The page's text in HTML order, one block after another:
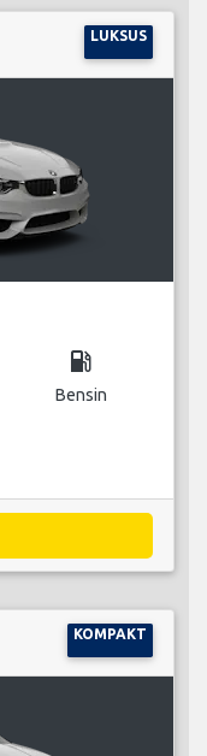
LUKSUS
local_gas_station
Bensin
KOMPAKT